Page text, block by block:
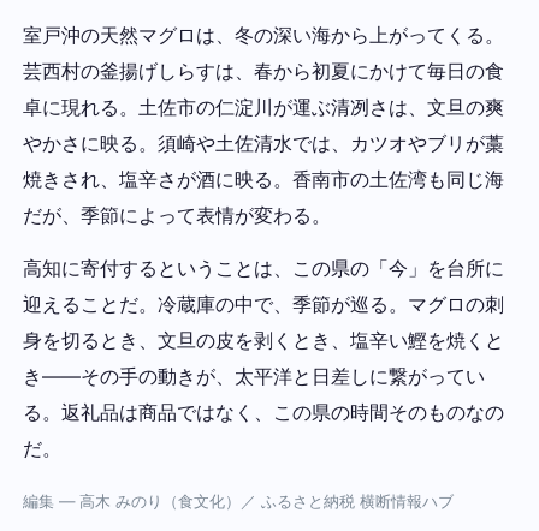
室戸沖の天然マグロは、冬の深い海から上がってくる。
芸西村の釜揚げしらすは、春から初夏にかけて毎日の食
卓に現れる。土佐市の仁淀川が運ぶ清冽さは、文旦の爽
やかさに映る。須崎や土佐清水では、カツオやブリが藁
焼きされ、塩辛さが酒に映る。香南市の土佐湾も同じ海
だが、季節によって表情が変わる。
高知に寄付するということは、この県の「今」を台所に
迎えることだ。冷蔵庫の中で、季節が巡る。マグロの刺
身を切るとき、文旦の皮を剥くとき、塩辛い鰹を焼くと
き——その手の動きが、太平洋と日差しに繋がってい
る。返礼品は商品ではなく、この県の時間そのものなの
だ。
編集 — 高木 みのり（食文化）／ ふるさと納税 横断情報ハブ